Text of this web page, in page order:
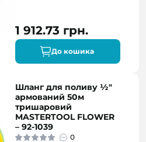
1 912.73 грн.
До кошика
Шланг для поливу ½"
армований 50м
тришаровий
MASTERTOOL FLOWER
– 92-1039
0